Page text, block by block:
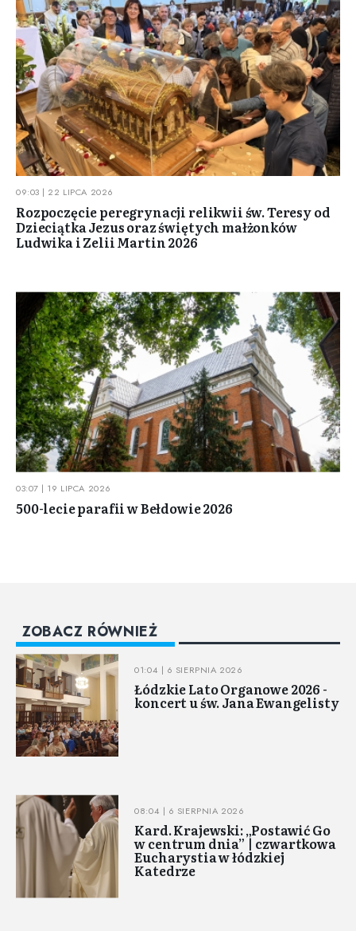
09:03 | 22 LIPCA 2026
Rozpoczęcie peregrynacji relikwii św. Teresy od
Dzieciątka Jezus oraz świętych małżonków
Ludwika i Zelii Martin 2026
03:07 | 19 LIPCA 2026
500-lecie parafii w Bełdowie 2026
ZOBACZ RÓWNIEŻ
01:04 | 6 SIERPNIA 2026
Łódzkie Lato Organowe 2026 -
koncert u św. Jana Ewangelisty
08:04 | 6 SIERPNIA 2026
Kard. Krajewski: „Postawić Go
w centrum dnia” | czwartkowa
Eucharystia w łódzkiej
Katedrze